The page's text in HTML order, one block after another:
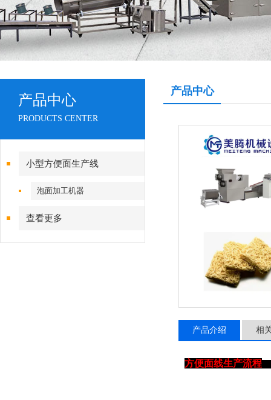
产品中心
PRODUCTS CENTER
小型方便面生产线
泡面加工机器
查看更多
产品中心
产品介绍 相
方便面线生产流程